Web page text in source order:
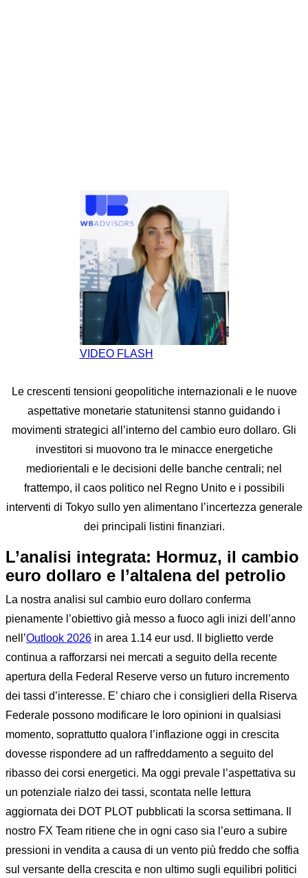
VIDEO FLASH
Le crescenti tensioni geopolitiche internazionali e le nuove
aspettative monetarie statunitensi stanno guidando i
movimenti strategici all’interno del cambio euro dollaro. Gli
investitori si muovono tra le minacce energetiche
mediorientali e le decisioni delle banche centrali; nel
frattempo, il caos politico nel Regno Unito e i possibili
interventi di Tokyo sullo yen alimentano l’incertezza generale
dei principali listini finanziari.
L’analisi integrata: Hormuz, il cambio
euro dollaro e l’altalena del petrolio
La nostra analisi sul cambio euro dollaro conferma
pienamente l’obiettivo già messo a fuoco agli inizi dell’anno
nell’Outlook 2026 in area 1.14 eur usd. Il biglietto verde
continua a rafforzarsi nei mercati a seguito della recente
apertura della Federal Reserve verso un futuro incremento
dei tassi d’interesse. E’ chiaro che i consiglieri della Riserva
Federale possono modificare le loro opinioni in qualsiasi
momento, soprattutto qualora l’inflazione oggi in crescita
dovesse rispondere ad un raffreddamento a seguito del
ribasso dei corsi energetici. Ma oggi prevale l’aspettativa su
un potenziale rialzo dei tassi, scontata nelle lettura
aggiornata dei DOT PLOT pubblicati la scorsa settimana. Il
nostro FX Team ritiene che in ogni caso sia l’euro a subire
pressioni in vendita a causa di un vento più freddo che soffia
sul versante della crescita e non ultimo sugli equilibri politici